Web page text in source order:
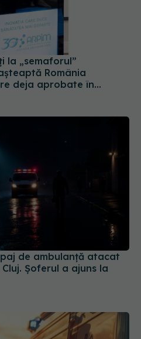
la „semaforul”
România
deja aprobate în
de ambulanță atacat
Șoferul a ajuns la